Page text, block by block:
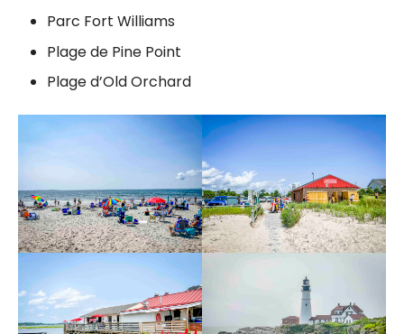
Parc Fort Williams
Plage de Pine Point
Plage d’Old Orchard